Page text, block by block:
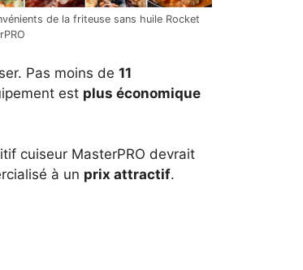
de la friteuse sans huile Rocket
Pas moins de 11
est plus économique
cuiseur MasterPRO devrait
à un prix attractif.